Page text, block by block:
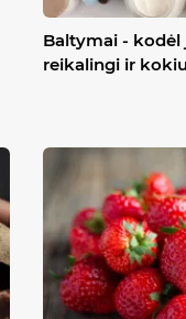
Baltymai - kodėl
reikalingi ir